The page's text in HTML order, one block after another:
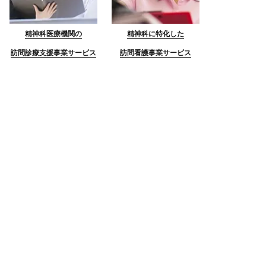
精神科医療機関の
訪問診療支援事業サービス
精神科に特化した
訪問看護事業サービス